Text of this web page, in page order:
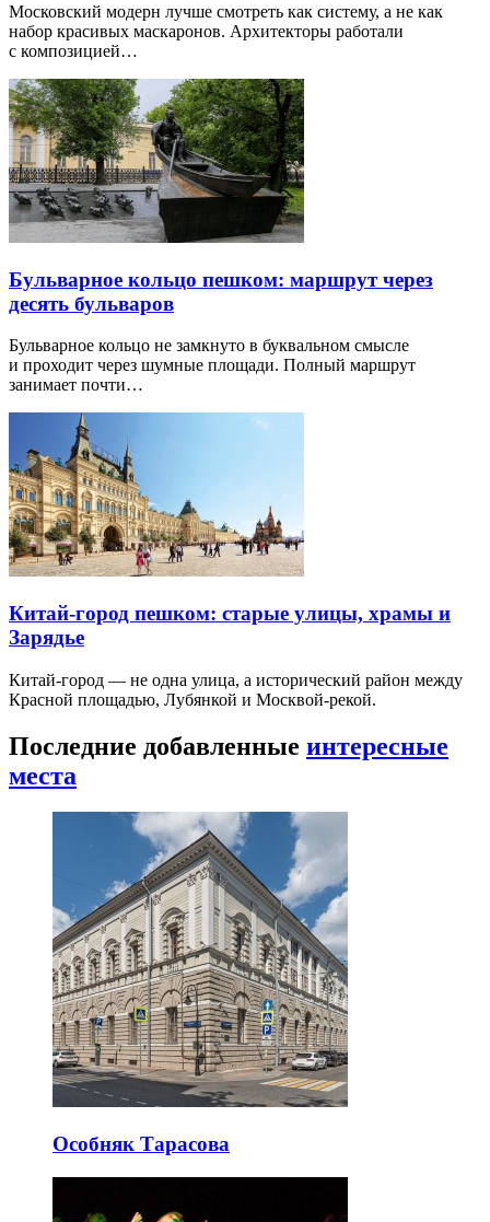
Московский модерн лучше смотреть как систему, а не как
набор красивых маскаронов. Архитекторы работали
с композицией…
Бульварное кольцо пешком: маршрут через
десять бульваров
Бульварное кольцо не замкнуто в буквальном смысле
и проходит через шумные площади. Полный маршрут
занимает почти…
Китай-город пешком: старые улицы, храмы и
Зарядье
Китай-город — не одна улица, а исторический район между
Красной площадью, Лубянкой и Москвой-рекой.
Последние добавленные интересные
места
Особняк Тарасова